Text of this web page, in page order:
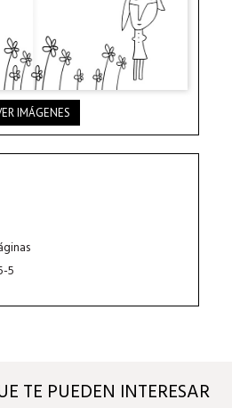
IMÁGENES
5
TE PUEDEN INTERESAR